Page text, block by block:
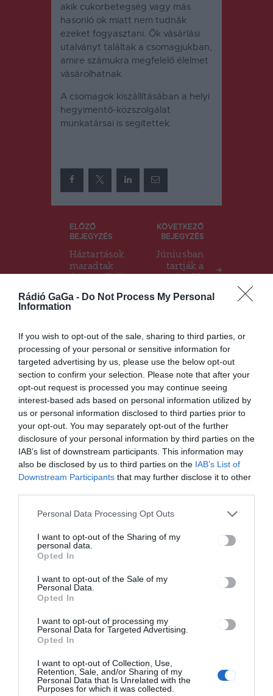
Rádió GaGa - Do Not Process My Personal
Information
If you wish to opt-out of the sale, sharing to third parties, or
processing of your personal or sensitive information for
targeted advertising by us, please use the below opt-out
section to confirm your selection. Please note that after your
opt-out request is processed you may continue seeing
interest-based ads based on personal information utilized by
us or personal information disclosed to third parties prior to
your opt-out. You may separately opt-out of the further
disclosure of your personal information by third parties on the
IAB’s list of downstream participants. This information may
also be disclosed by us to third parties on the IAB’s List of
Downstream Participants that may further disclose it to other
Personal Data Processing Opt Outs
I want to opt-out of the Sharing of my
personal data.
Opted In
I want to opt-out of the Sale of my
Personal Data.
Opted In
I want to opt-out of processing my
Personal Data for Targeted Advertising.
Opted In
I want to opt-out of Collection, Use,
Retention, Sale, and/or Sharing of my
Personal Data that Is Unrelated with the
Purposes for which it was collected.
akik cukorbetegség vagy más
hasonló ok miatt nem tudnák
ezeket fogyasztani. Ők vásárlási
utalványt találtak a csomagjukban,
amire számukra megfelelő élelmet
vásárolhatnak.
A csomagok kiszállításában a helyi
hegyimentő-közszolgálat
munkatársai is segítettek.
Bejegyzés
navigáció
ELŐZŐ
BEJEGYZÉS
Háztartások
maradtak
szélsőséges
időjárás
KÖVETKEZŐ
BEJEGYZÉS
Júniusban
tartják a
Szereda
Ez is érdekelheti
GYERGYÓSZÉK,HÍRLISTA
45 éves fennállását ünnepelte
a Gyergyószentmiklósi
Hegyimentő Szolgálat
Az idei költségvetésből
törlesztették vadkárok miatti
tavalyi tartozást